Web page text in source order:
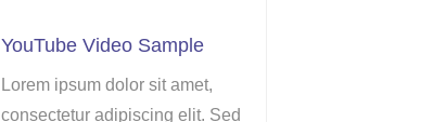
YouTube Video Sample
Lorem ipsum dolor sit amet,
consectetur adipiscing elit. Sed